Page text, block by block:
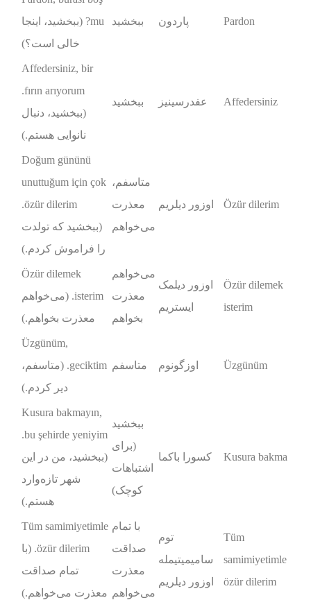
Pardon پاردون ببخشید
mu? (ببخشید، اینجا
خالی است؟)
Affedersiniz عفدرسینیز ببخشید
Affedersiniz, bir
fırın arıyorum.
(ببخشید، دنبال
نانوایی هستم.)
Özür dilerim اوزور دیلریم
متاسفم،
معذرت
می‌خواهم
Doğum gününü
unuttuğum için çok
özür dilerim.
(ببخشید که تولدت
را فراموش کردم.)
Özür dilemek
isterim
اوزور دیلمک
ایستریم
می‌خواهم
معذرت
بخواهم
Özür dilemek
isterim. (می‌خواهم
معذرت بخواهم.)
Üzgünüm اوزگونوم متاسفم
Üzgünüm,
geciktim. (متاسفم،
دیر کردم.)
Kusura bakma کسورا باکما
ببخشید
(برای
اشتباهات
کوچک)
Kusura bakmayın,
bu şehirde yeniyim.
(ببخشید، من در این
شهر تازه‌وارد
هستم.)
Tüm
samimiyetimle
özür dilerim
توم
سامیمیتیمله
اوزور دیلریم
با تمام
صداقت
معذرت
می‌خواهم
Tüm samimiyetimle
özür dilerim. (با
تمام صداقت
معذرت می‌خواهم.)